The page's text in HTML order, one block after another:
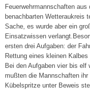
Feuerwehrmannschaften
benachbarten Wetteraukreis
Sache, es wurde aber ein
Einsatzwissen
ersten drei Aufgaben: der
Rettung eines kleinen
Bei den Aufgaben vier bis elf
mußten die Mannschaften
Kübelspritze unter Beweis